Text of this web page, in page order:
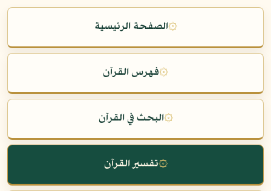
۞الصفحة الرئيسية
۞فهرس القرآن
۞البحث في القرآن
۞تفسير القرآن